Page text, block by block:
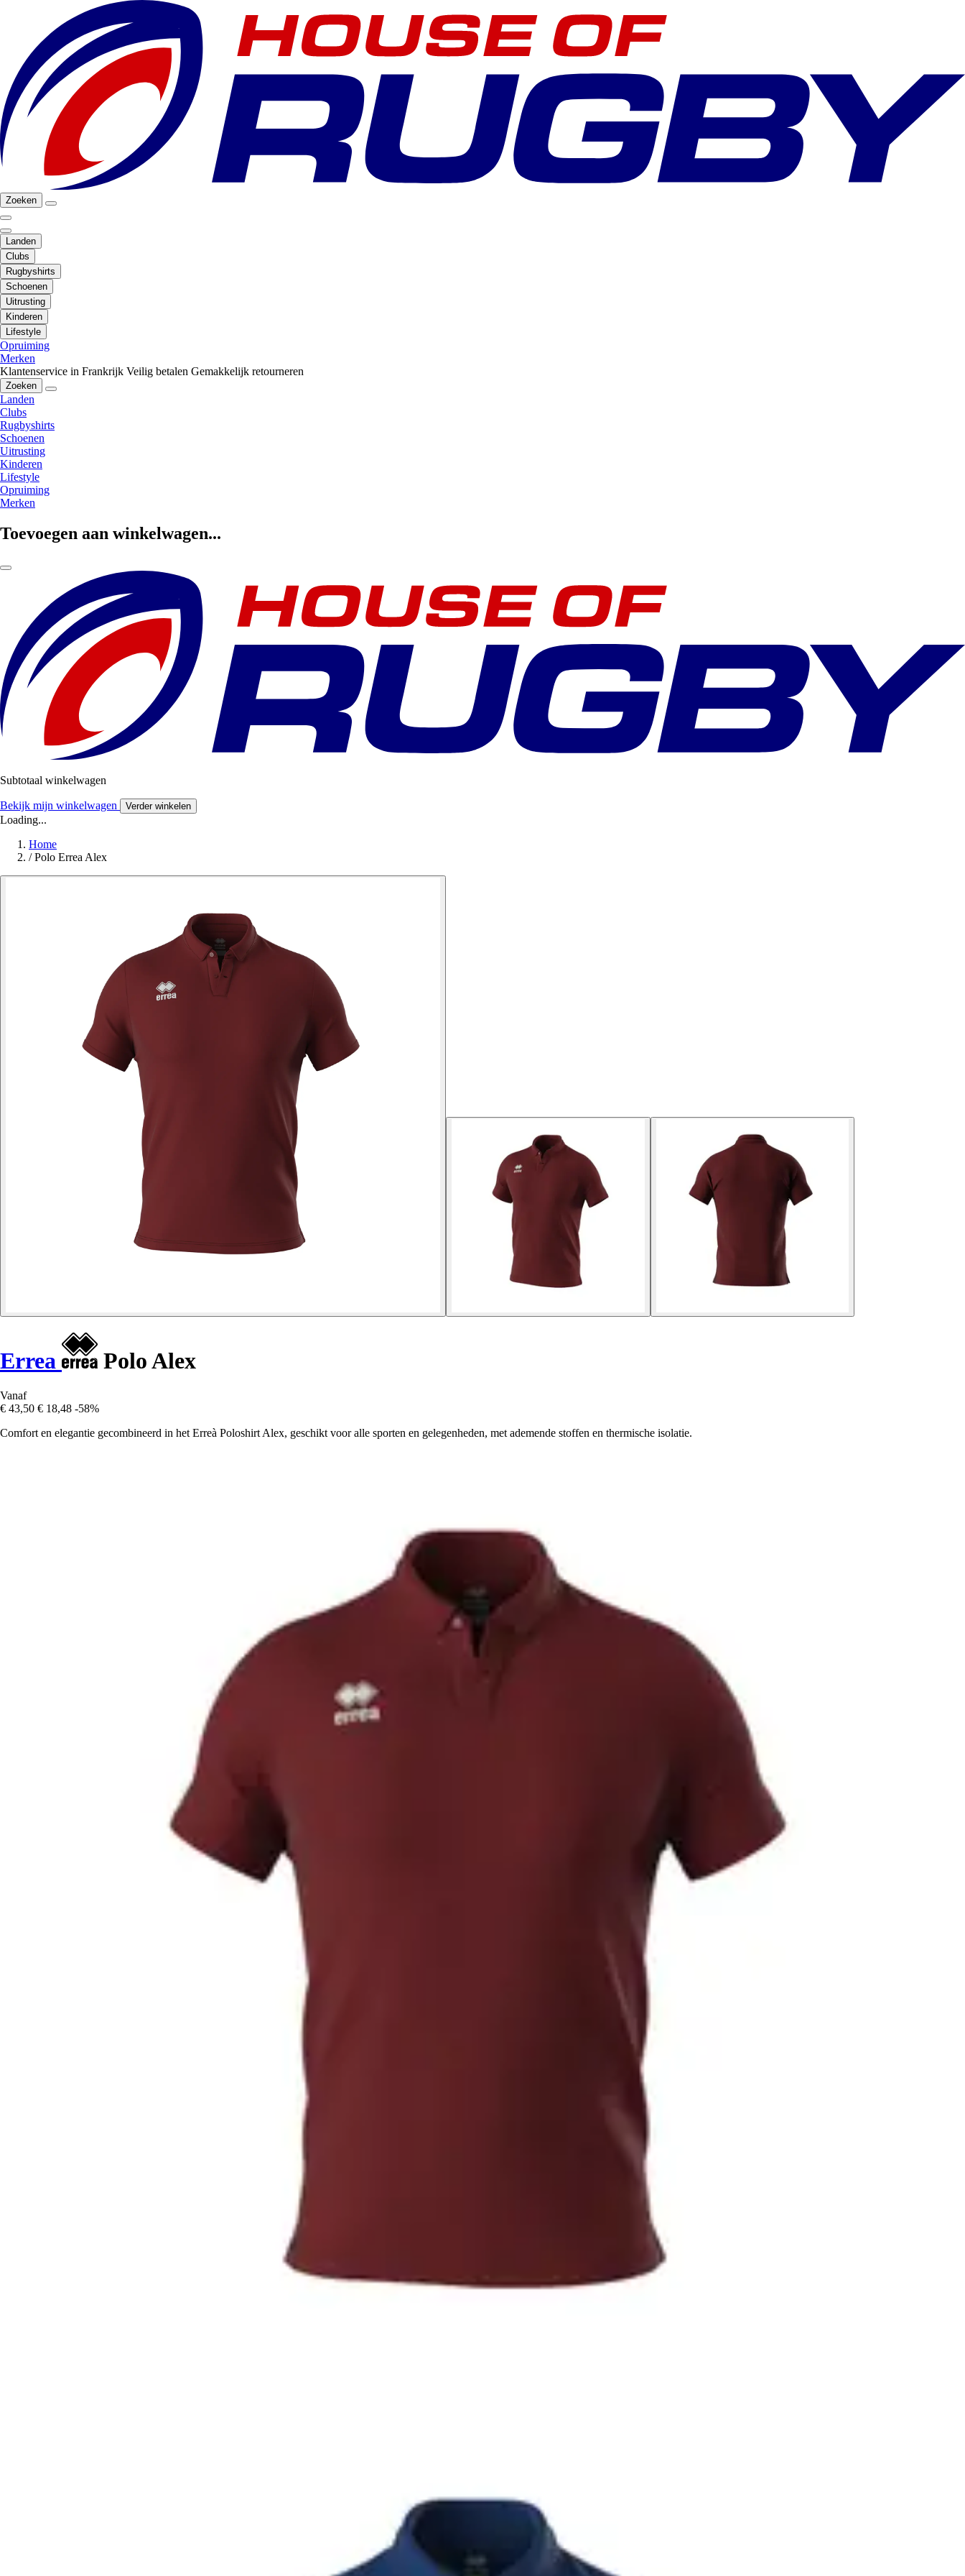
Zoeken
Landen
Clubs
Rugbyshirts
Schoenen
Uitrusting
Kinderen
Lifestyle
Opruiming
Merken
Klantenservice in Frankrijk Veilig betalen Gemakkelijk retourneren
Zoeken
Landen
Clubs
Rugbyshirts
Schoenen
Uitrusting
Kinderen
Lifestyle
Opruiming
Merken
Toevoegen aan winkelwagen...
Subtotaal winkelwagen
Bekijk mijn winkelwagen Verder winkelen
Loading...
Home
/ Polo Errea Alex
Errea Polo Alex
Vanaf
€ 43,50 € 18,48 -58%
Comfort en elegantie gecombineerd in het Erreà Poloshirt Alex, geschikt voor alle sporten en gelegenheden, met ademende stoffen en thermische isolatie.